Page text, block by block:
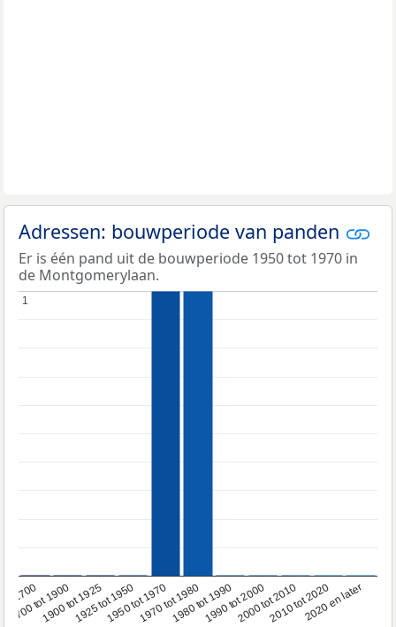
Adressen: bouwperiode van panden
Er is één pand uit de bouwperiode 1950 tot 1970 in
de Montgomerylaan.
1700
1700 tot 1900
1900 tot 19251925 tot 19501950 tot 19701970 tot 19801980 tot 19901990 tot 20002000 tot 20102010 tot 20202020 en later
1
1